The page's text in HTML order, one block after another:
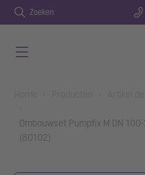
Zoeken
Ombouwset Pumpfix M DN
(80102)